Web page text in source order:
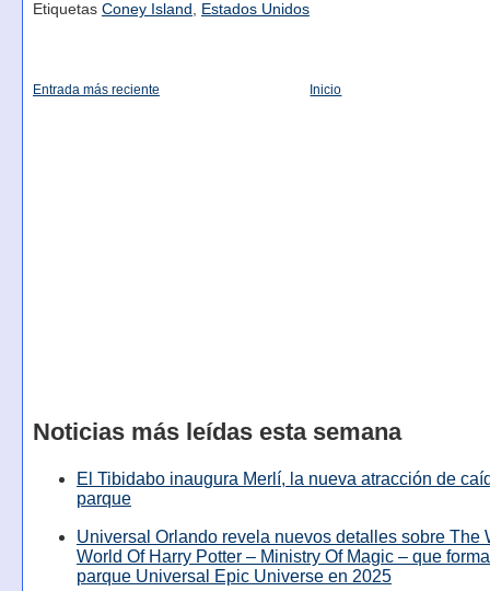
Etiquetas Coney Island , Estados Unidos
Entrada más reciente Inicio
Noticias más leídas esta semana
El Tibidabo inaugura Merlí, la nueva atracción de
parque
Universal Orlando revela nuevos detalles sobre The
World Of Harry Potter – Ministry Of Magic – que
parque Universal Epic Universe en 2025